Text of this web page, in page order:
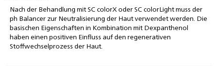
Nach der Behandlung mit SC colorX oder SC colorLight muss der
ph Balancer zur Neutralisierung der Haut verwendet werden. Die
basischen Eigenschaften in Kombination mit Dexpanthenol
haben einen positiven Einfluss auf den regenerativen
Stoffwechselprozess der Haut.